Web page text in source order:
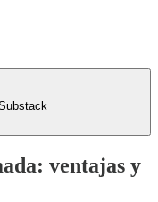
ventajas y